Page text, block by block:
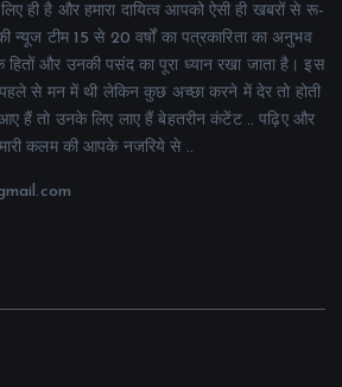
ही है और हमारा दायित्व आपको ऐसी ही खबरों से रू-
न्यूज टीम 15 से 20 वर्षों का पत्रकारिता का अनुभव
और उनकी पसंद का पूरा ध्यान रखा जाता है। इस
से मन में थी लेकिन कुछ अच्छा करने में देर तो होती
हैं तो उनके लिए लाए हैं बेहतरीन कंटेंट .. पढ़िए और
कलम की आपके नजरिये से ..